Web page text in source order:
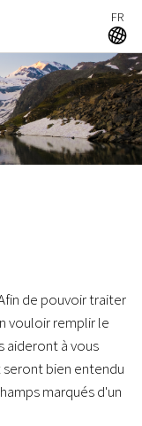
FR
A
de pouvoir traiter
vouloir remplir le
aideront à vous
bien entendu
marqués d'un